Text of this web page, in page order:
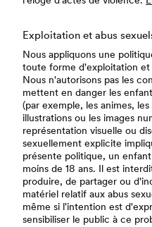
Exploitation et abus
Nous appliquons une
toute forme d'exploitation et
Nous n'autorisons pas les
mettent en danger les
(par exemple, les animes,
illustrations ou les images
représentation visuelle ou
sexuellement explicite
présente politique, un
moins de 18 ans. Il est
produire, de partager ou
matériel relatif aux abus
même si l'intention est
sensibiliser le public à ce